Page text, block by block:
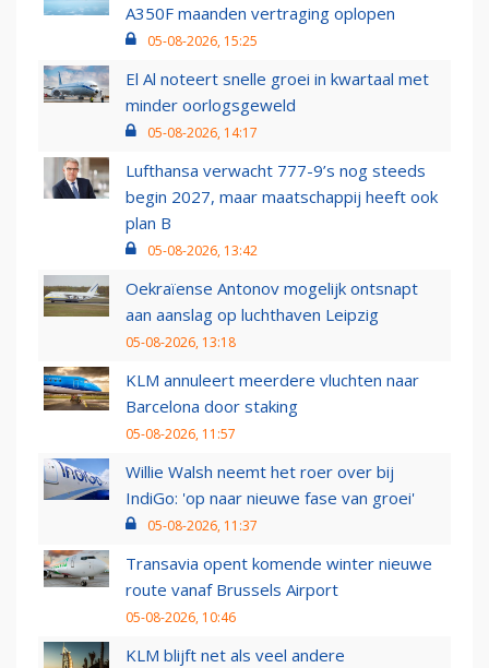
A350F maanden vertraging oplopen
05-08-2026, 15:25
El Al noteert snelle groei in kwartaal met
minder oorlogsgeweld
05-08-2026, 14:17
Lufthansa verwacht 777-9’s nog steeds
begin 2027, maar maatschappij heeft ook
plan B
05-08-2026, 13:42
Oekraïense Antonov mogelijk ontsnapt
aan aanslag op luchthaven Leipzig
05-08-2026, 13:18
KLM annuleert meerdere vluchten naar
Barcelona door staking
05-08-2026, 11:57
Willie Walsh neemt het roer over bij
IndiGo: 'op naar nieuwe fase van groei'
05-08-2026, 11:37
Transavia opent komende winter nieuwe
route vanaf Brussels Airport
05-08-2026, 10:46
KLM blijft net als veel andere